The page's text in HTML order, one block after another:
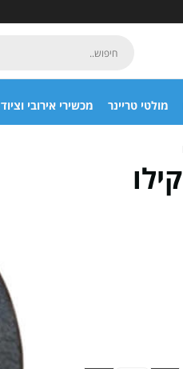
מולטי טריינר מכשירי אירובי וציוד